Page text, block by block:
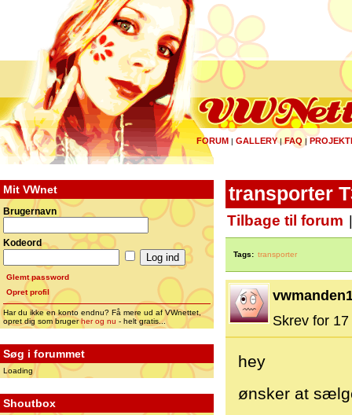
FORUM | GALLERY|FAQ |
Mit VWnet
Brugernavn
Kodeord
Glemt password
Opret profil
Har du ikke en konto endnu? Få mere ud af VWnettet,
opret dig som brugerher og nu - helt gratis...
Søg i forummet
Loading
Shoutbox
transporter
Tilbage til forum
Tags: transporter
Skrev for
hey
ønsker at